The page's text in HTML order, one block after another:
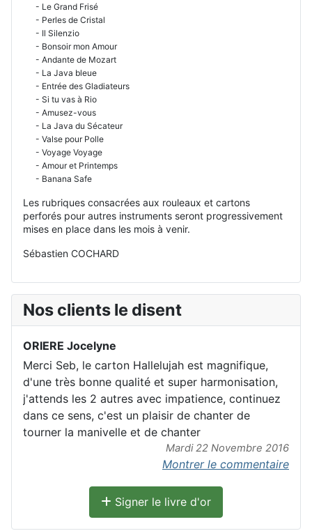
- Le Grand Frisé
- Perles de Cristal
- Il Silenzio
- Bonsoir mon Amour
- Andante de Mozart
- La Java bleue
- Entrée des Gladiateurs
- Si tu vas à Rio
- Amusez-vous
- La Java du Sécateur
- Valse pour Polle
- Voyage Voyage
- Amour et Printemps
- Banana Safe
Les rubriques consacrées aux rouleaux et cartons
perforés pour autres instruments seront progressivement
mises en place dans les mois à venir.
Sébastien COCHARD
Nos clients le disent
ORIERE Jocelyne
Merci Seb, le carton Hallelujah est magnifique,
d'une très bonne qualité et super harmonisation,
j'attends les 2 autres avec impatience, continuez
dans ce sens, c'est un plaisir de chanter de
tourner la manivelle et de chanter
Mardi 22 Novembre 2016
Montrer le commentaire
Signer le livre d'or